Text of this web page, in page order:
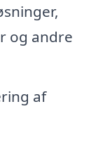
og andre
af